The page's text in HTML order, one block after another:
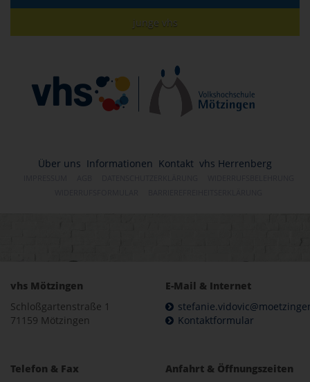
junge vhs
Über uns Informationen Kontakt vhs Herrenberg
vhs Mötzingen
Schloßgartenstraße 1
71159 Mötzingen
E-Mail & Internet
Kontaktformular
Telefon & Fax
Anfahrt & Öffnungszeiten